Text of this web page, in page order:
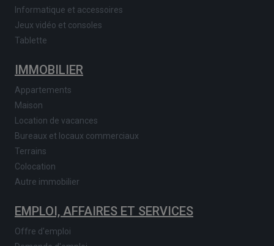
Informatique et accessoires
Jeux vidéo et consoles
Tablette
IMMOBILIER
Appartements
Maison
Location de vacances
Bureaux et locaux commerciaux
Terrains
Colocation
Autre immobilier
EMPLOI, AFFAIRES ET SERVICES
Offre d'emploi